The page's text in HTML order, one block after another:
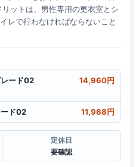
ットは、男性専用の更衣室とシ
レで行わなければならないこと
ード02 14,960円
ード02 11,968円
定休日
要確認